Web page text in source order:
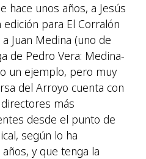
hace unos años, a Jesús
para El Corralón
Juan Medina (uno de
de Pedro Vera: Medina-
un ejemplo, pero muy
del Arroyo cuenta con
más
desde el punto de
según lo ha
y que tenga la